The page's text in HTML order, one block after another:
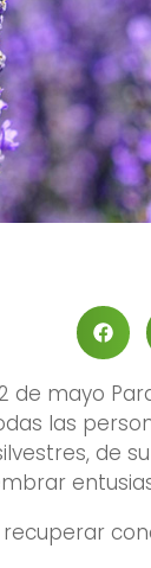
de mayo
las
de